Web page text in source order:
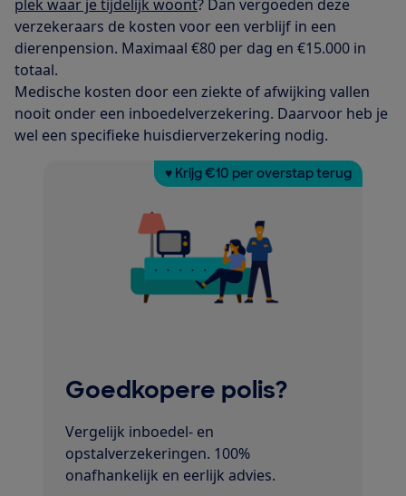
plek waar je tijdelijk woont? Dan vergoeden deze
verzekeraars de kosten voor een verblijf in een
dierenpension. Maximaal €80 per dag en €15.000 in
totaal.
Medische kosten door een ziekte of afwijking vallen
nooit onder een inboedelverzekering. Daarvoor heb je
wel een specifieke huisdierverzekering nodig.
♥ Krijg €10 per overstap terug
Goedkopere polis?
Vergelijk inboedel- en
opstalverzekeringen. 100%
onafhankelijk en eerlijk advies.